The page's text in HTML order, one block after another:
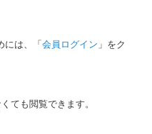
には、「会員ログイン 」をク
ても閲覧できます。